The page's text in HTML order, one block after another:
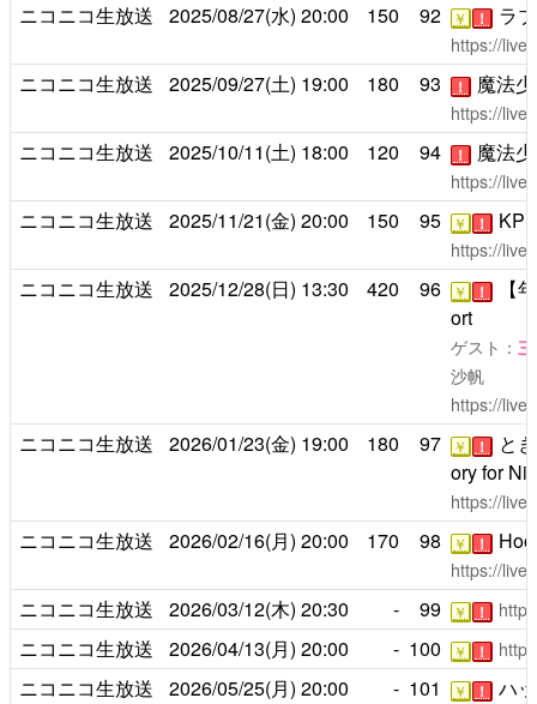
ニコニコ生放送 2025/08/27(水) 20:00 150 92 ￥ ！ ラ
https://
ニコニコ生放送 2025/09/27(土) 19:00 180 93 ！ 魔法
https://
ニコニコ生放送 2025/10/11(土) 18:00 120 94 ！ 魔法
https://
ニコニコ生放送 2025/11/21(金) 20:00 150 95 ￥ ！
https://
ニコニコ生放送 2025/12/28(日) 13:30 420 96 ￥ ！
【
ort
ゲスト：
沙帆
https://
ニコニコ生放送 2026/01/23(金) 19:00 180 97 ￥ ！
と
ory for
https://
ニコニコ生放送 2026/02/16(月) 20:00 170 98 ￥ ！
https://
ニコニコ生放送 2026/03/12(木) 20:30 - 99 ￥ ！
ニコニコ生放送 2026/04/13(月) 20:00 - 100 ￥ ！
ニコニコ生放送 2026/05/25(月) 20:00 - 101 ￥ ！ ハ